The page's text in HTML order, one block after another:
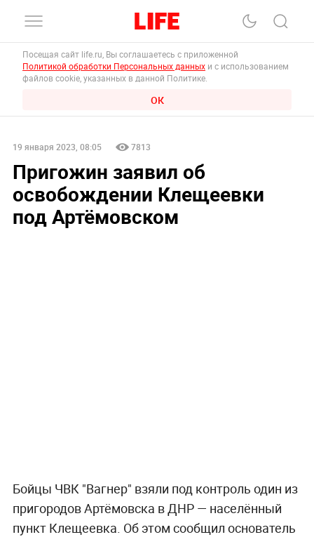
Посещая сайт life.ru, Вы соглашаетесь с приложенной
Политикой обработки Персональных данных и с использованием
файлов cookie, указанных в данной Политике.
ОК
19 января 2023, 08:05 7813
Пригожин заявил об
освобождении Клещеевки
под Артёмовском
Бойцы ЧВК "Вагнер" взяли под контроль один из
пригородов Артёмовска в ДНР — населённый
пункт Клещеевка. Об этом сообщил основатель